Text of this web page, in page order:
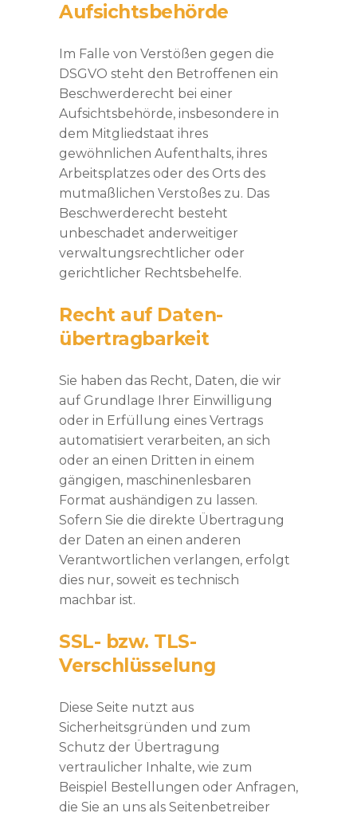
Aufsichts­behörde
Im Falle von Verstößen gegen die
DSGVO steht den Betroffenen ein
Beschwerderecht bei einer
Aufsichtsbehörde, insbesondere in
dem Mitgliedstaat ihres
gewöhnlichen Aufenthalts, ihres
Arbeitsplatzes oder des Orts des
mutmaßlichen Verstoßes zu. Das
Beschwerderecht besteht
unbeschadet anderweitiger
verwaltungsrechtlicher oder
gerichtlicher Rechtsbehelfe.
Recht auf Daten­
übertrag­barkeit
Sie haben das Recht, Daten, die wir
auf Grundlage Ihrer Einwilligung
oder in Erfüllung eines Vertrags
automatisiert verarbeiten, an sich
oder an einen Dritten in einem
gängigen, maschinenlesbaren
Format aushändigen zu lassen.
Sofern Sie die direkte Übertragung
der Daten an einen anderen
Verantwortlichen verlangen, erfolgt
dies nur, soweit es technisch
machbar ist.
SSL- bzw. TLS-
Verschlüsselung
Diese Seite nutzt aus
Sicherheitsgründen und zum
Schutz der Übertragung
vertraulicher Inhalte, wie zum
Beispiel Bestellungen oder Anfragen,
die Sie an uns als Seitenbetreiber